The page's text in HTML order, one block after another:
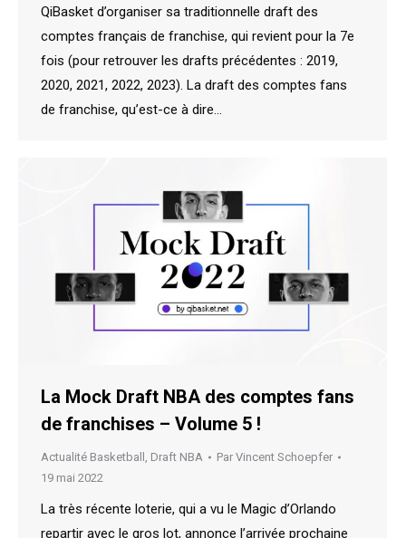
QiBasket d’organiser sa traditionnelle draft des
comptes français de franchise, qui revient pour la 7e
fois (pour retrouver les drafts précédentes : 2019,
2020, 2021, 2022, 2023). La draft des comptes fans
de franchise, qu’est-ce à dire…
La Mock Draft NBA des comptes fans
de franchises – Volume 5 !
Actualité Basketball , Draft NBA Par Vincent Schoepfer
19 mai 2022
La très récente loterie, qui a vu le Magic d’Orlando
repartir avec le gros lot, annonce l’arrivée prochaine